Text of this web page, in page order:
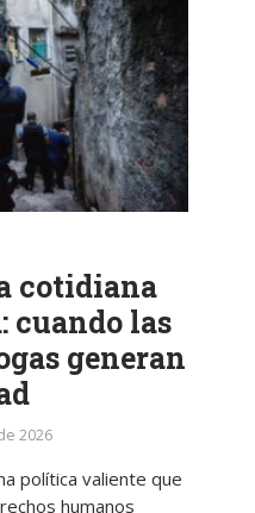
cotidiana
cuando las
generan
2026
política valiente que
humanos